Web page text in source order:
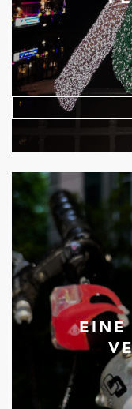
EINE